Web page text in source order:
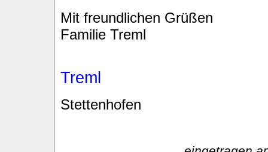
Mit freundlichen Grüßen
Familie Treml
Treml
Stettenhofen